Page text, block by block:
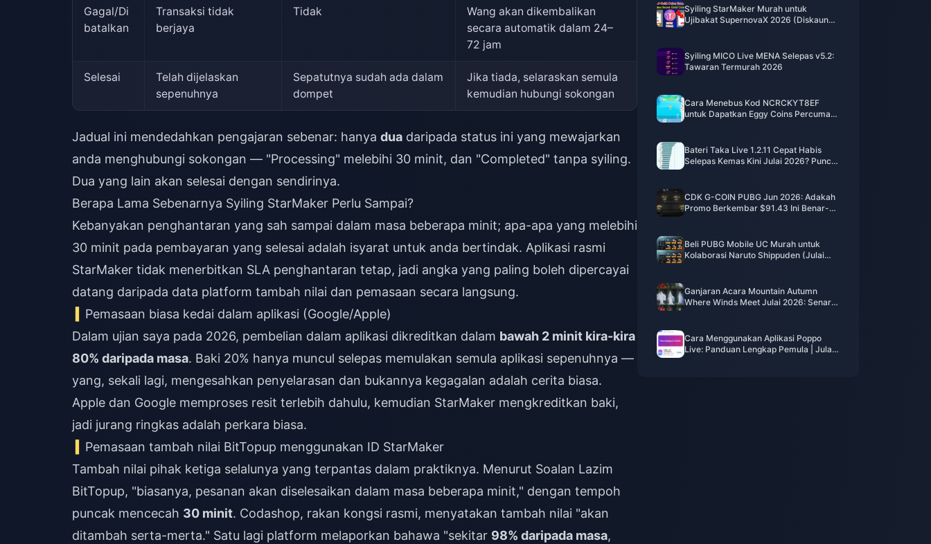
Gagal/Di
batalkan
Transaksi tidak
berjaya
Tidak
Wang akan dikembalikan
secara automatik dalam 24–
72 jam
Selesai
Telah dijelaskan
sepenuhnya
Sepatutnya sudah ada dalam
dompet
Jika tiada, selaraskan semula
kemudian hubungi sokongan
Jadual ini mendedahkan pengajaran sebenar: hanya dua daripada status ini yang mewajarkan
anda menghubungi sokongan — "Processing" melebihi 30 minit, dan "Completed" tanpa syiling.
Dua yang lain akan selesai dengan sendirinya.
Berapa Lama Sebenarnya Syiling StarMaker Perlu Sampai?
Kebanyakan penghantaran yang sah sampai dalam masa beberapa minit; apa-apa yang melebihi
30 minit pada pembayaran yang selesai adalah isyarat untuk anda bertindak. Aplikasi rasmi
StarMaker tidak menerbitkan SLA penghantaran tetap, jadi angka yang paling boleh dipercayai
datang daripada data platform tambah nilai dan pemasaan secara langsung.
Pemasaan biasa kedai dalam aplikasi (Google/Apple)
Dalam ujian saya pada 2026, pembelian dalam aplikasi dikreditkan dalam bawah 2 minit kira-kira
80% daripada masa. Baki 20% hanya muncul selepas memulakan semula aplikasi sepenuhnya —
yang, sekali lagi, mengesahkan penyelarasan dan bukannya kegagalan adalah cerita biasa.
Apple dan Google memproses resit terlebih dahulu, kemudian StarMaker mengkreditkan baki,
jadi jurang ringkas adalah perkara biasa.
Pemasaan tambah nilai BitTopup menggunakan ID StarMaker
Tambah nilai pihak ketiga selalunya yang terpantas dalam praktiknya. Menurut Soalan Lazim
BitTopup, "biasanya, pesanan akan diselesaikan dalam masa beberapa minit," dengan tempoh
puncak mencecah 30 minit. Codashop, rakan kongsi rasmi, menyatakan tambah nilai "akan
ditambah serta-merta." Satu lagi platform melaporkan bahawa "sekitar 98% daripada masa,
Syiling StarMaker Murah untuk
Ujibakat SupernovaX 2026 (Diskaun
Syiling MICO Live MENA Selepas v5.2:
Tawaran Termurah 2026
Cara Menebus Kod NCRCKYT8EF
untuk Dapatkan Eggy Coins Percuma
Bateri Taka Live 1.2.11 Cepat Habis
Selepas Kemas Kini Julai 2026? Punca
CDK G-COIN PUBG Jun 2026: Adakah
Promo Berkembar $91.43 Ini Benar-
Beli PUBG Mobile UC Murah untuk
Kolaborasi Naruto Shippuden (Julai
Ganjaran Acara Mountain Autumn
Where Winds Meet Julai 2026: Senarai
Cara Menggunakan Aplikasi Poppo
Live: Panduan Lengkap Pemula | Julai